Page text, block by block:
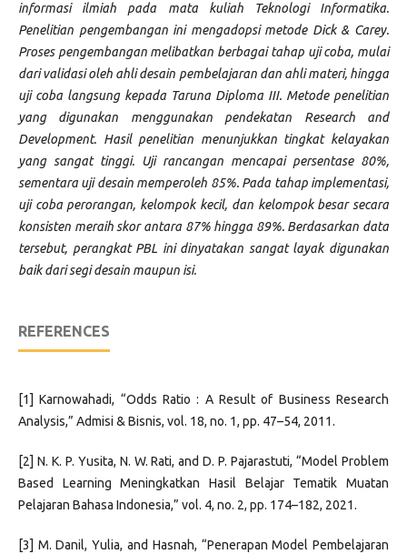
informasi ilmiah pada mata kuliah Teknologi Informatika.
Penelitian pengembangan ini mengadopsi metode Dick & Carey.
Proses pengembangan melibatkan berbagai tahap uji coba, mulai
dari validasi oleh ahli desain pembelajaran dan ahli materi, hingga
uji coba langsung kepada Taruna Diploma III. Metode penelitian
yang digunakan menggunakan pendekatan Research and
Development. Hasil penelitian menunjukkan tingkat kelayakan
yang sangat tinggi. Uji rancangan mencapai persentase 80%,
sementara uji desain memperoleh 85%. Pada tahap implementasi,
uji coba perorangan, kelompok kecil, dan kelompok besar secara
konsisten meraih skor antara 87% hingga 89%. Berdasarkan data
tersebut, perangkat PBL ini dinyatakan sangat layak digunakan
baik dari segi desain maupun isi.
REFERENCES
[1] Karnowahadi, “Odds Ratio : A Result of Business Research
Analysis,” Admisi & Bisnis, vol. 18, no. 1, pp. 47–54, 2011.
[2] N. K. P. Yusita, N. W. Rati, and D. P. Pajarastuti, “Model Problem
Based Learning Meningkatkan Hasil Belajar Tematik Muatan
Pelajaran Bahasa Indonesia,” vol. 4, no. 2, pp. 174–182, 2021.
[3] M. Danil, Yulia, and Hasnah, “Penerapan Model Pembelajaran